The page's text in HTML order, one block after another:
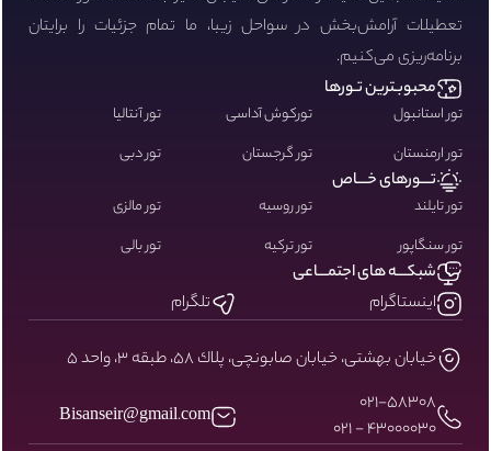
تعطیلات آرامش‌بخش در سواحل زیبا، ما تمام جزئیات را برایتان
برنامه‌ریزی می‌کنیم.
محبوبـترین تـورها
تور استانبول تورکوش آداسی
تور آنتالیا
تور ارمنستان
تور گرجستان تور دبی
تـــورهای خـــاص
تور تایلند تور روسیه
تور مالزی
تور سنگاپور
تور ترکیه تور بالی
شبکـــه های اجتمـــاعی
اینستاگرام
تلگرام
خيابان بهشتى، خيابان صابونچى، پلاك ٥٨، طبقه ٣، واحد ٥
۰۲۱-58308
43000030 - 021
Bisanseir@gmail.com